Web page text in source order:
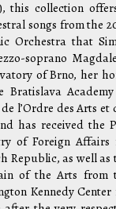
this collection
songs from the
Orchestra that
soprano
of Brno, her
l’Ordre des Arts et
has received the
of Foreign Affairs
Republic, as well as
of the Arts from
Kennedy